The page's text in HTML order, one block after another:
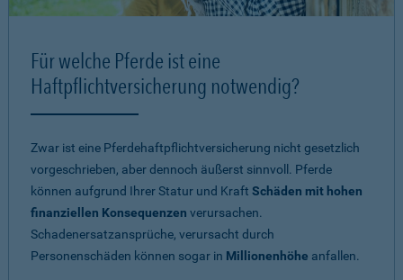
Für welche Pferde ist eine
Haftpflichtversicherung notwendig?
Zwar ist eine Pferdehaftpflichtversicherung nicht gesetzlich
vorgeschrieben, aber dennoch äußerst sinnvoll. Pferde
können aufgrund Ihrer Statur und Kraft Schäden mit hohen
finanziellen Konsequenzen verursachen.
Schadenersatzansprüche, verursacht durch
Personenschäden können sogar in Millionenhöhe anfallen.